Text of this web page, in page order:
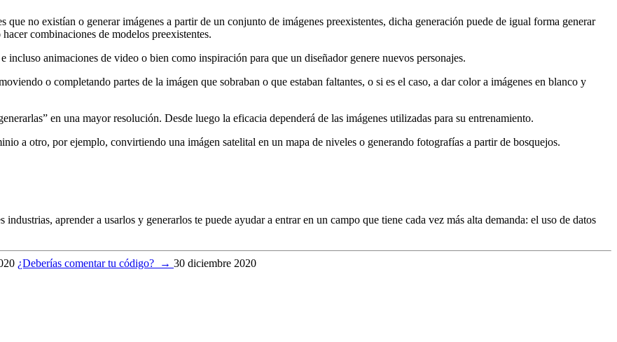
que no existían o generar imágenes a partir de un conjunto de imágenes preexistentes, dicha generación puede de igual forma generar
combinaciones de modelos preexistentes.
animaciones de video o bien como inspiración para que un diseñador genere nuevos personajes.
o completando partes de la imágen que sobraban o que estaban faltantes, o si es el caso, a dar color a imágenes en blanco y
en una mayor resolución. Desde luego la eficacia dependerá de las imágenes utilizadas para su entrenamiento.
a otro, por ejemplo, convirtiendo una imágen satelital en un mapa de niveles o generando fotografías a partir de bosquejos.
aprender a usarlos y generarlos te puede ayudar a entrar en un campo que tiene cada vez más alta demanda: el uso de datos
¿Deberías comentar tu código? → 30 diciembre 2020